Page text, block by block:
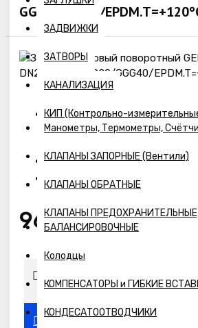
ЗАДВИЖКИ
ЗАТВОРЫ
КАНАЛИЗАЦИЯ
КИП (Контрольно-
Манометры, Термометры,
КЛАПАНЫ ЗАПОРНЫЕ (Вентили)
КЛАПАНЫ ОБРАТНЫЕ
КЛАПАНЫ
БАЛАНСИРОВОЧНЫЕ
Колодцы
КОМПЕНСАТОРЫ и ГИБКИЕ
КОНДЕСАТООТВОДЧИКИ
GG20/GGG40/
Наличие:
Модель: 2103 16
Артикул: 2103 16
9644р.